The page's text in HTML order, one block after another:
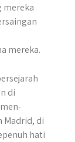
mereka
mereka.
di
Madrid, di
hati